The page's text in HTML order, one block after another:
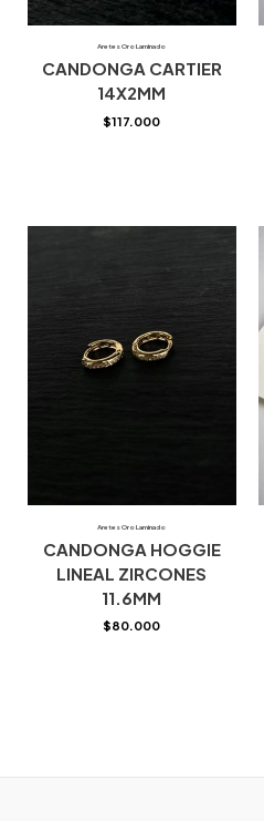
Aretes Oro Laminado
CANDONGA CARTIER
14X2MM
$117.000
Aretes Oro Laminado
CANDONGA HOGGIE
LINEAL ZIRCONES
11.6MM
$80.000